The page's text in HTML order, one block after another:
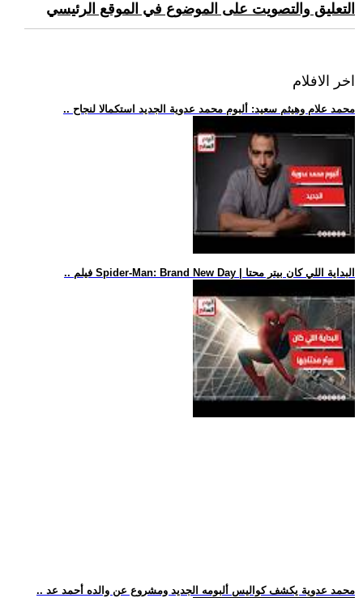
التعليق والتصويت على الموضوع في الموقع الرئيسي
اخر الافلام
.. محمد علام وهيثم سعيد: ألبوم محمد عدوية الجديد استكمالا لنجاح
.. فيلم Spider-Man: Brand New Day | البداية اللي كان بيتر محتا
.. محمد عدوية يكشف كواليس ألبومه الجديد ومشروع عن والده أحمد عد